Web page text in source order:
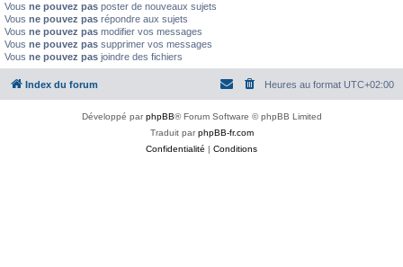
Vous ne pouvez pas poster de nouveaux sujets
Vous ne pouvez pas répondre aux sujets
Vous ne pouvez pas modifier vos messages
Vous ne pouvez pas supprimer vos messages
Vous ne pouvez pas joindre des fichiers
Index du forum Heures au format UTC+02:00
Développé parphpBB® Forum Software © phpBB Limited
Traduit parphpBB-fr.com
Confidentialité | Conditions